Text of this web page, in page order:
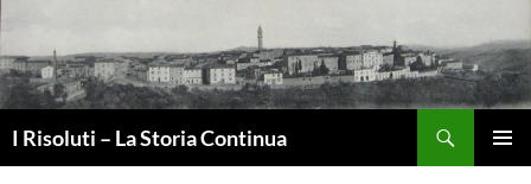
Vai
contenuto
I Risoluti – La Storia Continua